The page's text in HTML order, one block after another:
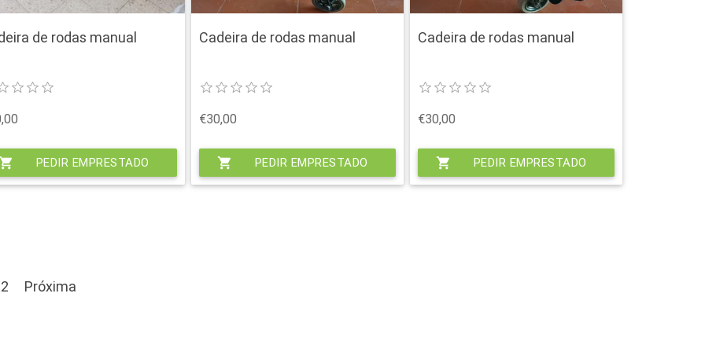
de rodas manual
PEDIR EMPRESTADO
Cadeira de rodas manual
€30,00
shopping_cart PEDIR EMPRESTADO
Cadeira de rodas manual
€30,00
shopping_cart PEDIR EMPRESTADO
2 Próxima